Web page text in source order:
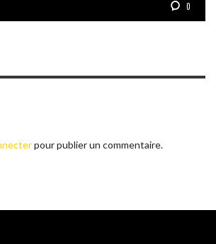
0
pour publier un commentaire.